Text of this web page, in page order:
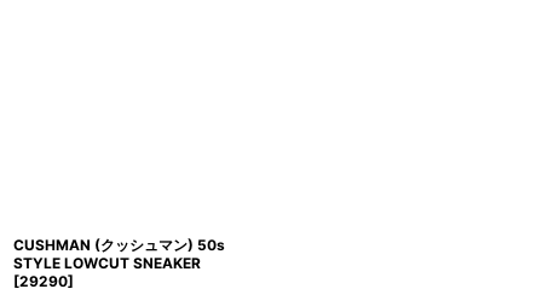
CUSHMAN (クッシュマン) 50s
STYLE LOWCUT SNEAKER
[29290]